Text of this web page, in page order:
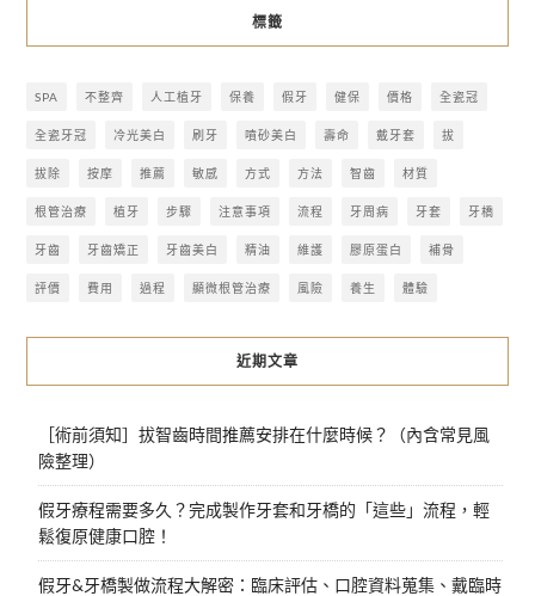
標籤
SPA 不整齊 人工植牙 保養 假牙 健保 價格 全瓷冠
全瓷牙冠 冷光美白 刷牙 噴砂美白 壽命 戴牙套 拔
拔除 按摩 推薦 敏感 方式 方法 智齒 材質
根管治療 植牙 步驟 注意事項 流程 牙周病 牙套 牙橋
牙齒 牙齒矯正 牙齒美白 精油 維護 膠原蛋白 補骨
評價 費用 過程 顯微根管治療 風險 養生 體驗
近期文章
［術前須知］拔智齒時間推薦安排在什麼時候？（內含常見風
險整理）
假牙療程需要多久？完成製作牙套和牙橋的「這些」流程，輕
鬆復原健康口腔！
假牙&牙橋製做流程大解密：臨床評估、口腔資料蒐集、戴臨時